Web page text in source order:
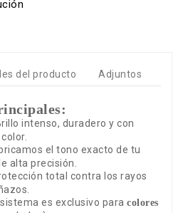
del producto Adjuntos
intenso, duradero y con
el tono exacto de tu
alta precisión.
total contra los rayos
es exclusivo para colores